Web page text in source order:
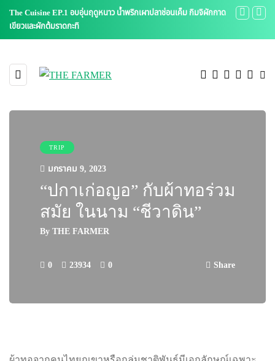
The Cuisine EP.1 อบอุ่นฤดูหนาว น้ำพริกเผาปลาช่อนเค็ม กิมจิผักกาด
เขียวและผักต้มราดกะทิ
The Cuisine
TRIP
มกราคม 9, 2023
“ปกาเก่อญอ” กับผ้าทอร่วม
สมัย ในนาม “ชีวาดิน”
By THE FARMER
0 23934 0 Share